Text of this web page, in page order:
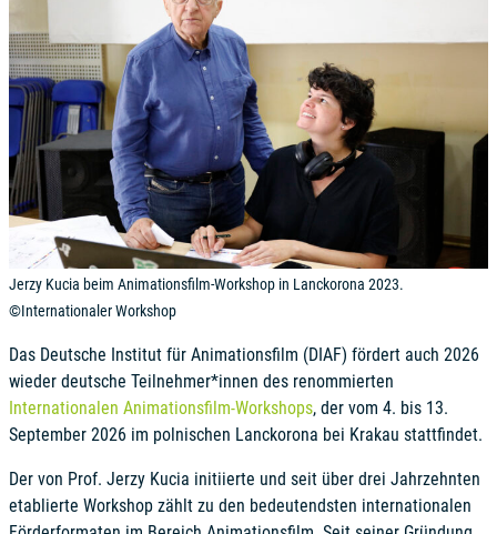
Jerzy Kucia beim Animationsfilm-Workshop in Lanckorona 2023.
©Internationaler Workshop
Das Deutsche Institut für Animationsfilm (DIAF) fördert auch 2026
wieder deutsche Teilnehmer*innen des renommierten
Internationalen Animationsfilm-Workshops, der vom 4. bis 13.
September 2026 im polnischen Lanckorona bei Krakau stattfindet.
Der von Prof. Jerzy Kucia initiierte und seit über drei Jahrzehnten
etablierte Workshop zählt zu den bedeutendsten internationalen